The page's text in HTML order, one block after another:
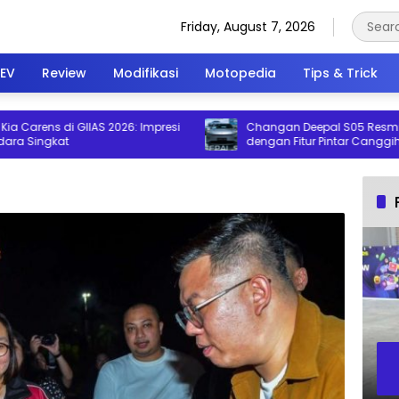
Friday, August 7, 2026
EV Review Modifikasi Motopedia Tips & Trick
di GIIAS 2026: Impresi
Changan Deepal S05 Resmi
dengan Fitur Pintar Canggih